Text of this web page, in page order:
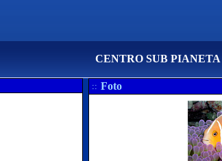
CENTRO SUB
:: Foto